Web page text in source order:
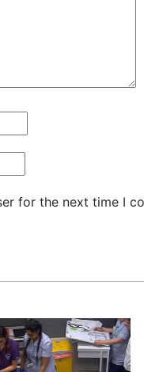
for the next time I